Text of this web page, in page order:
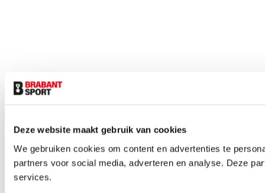
Deze website maakt gebruik van cookies
We gebruiken cookies om content en advertenties te
partners voor social media, adverteren en analyse. Deze
services.